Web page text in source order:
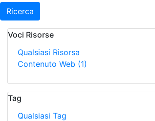
Ricerca
Voci Risorse
Qualsiasi Risorsa
Contenuto Web (1)
Tag
Qualsiasi Tag